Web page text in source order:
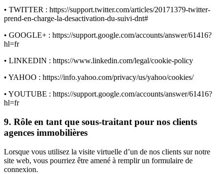
• TWITTER : https://support.twitter.com/articles/20171379-twitter-
prend-en-charge-la-desactivation-du-suivi-dnt#
• GOOGLE+ : https://support.google.com/accounts/answer/61416?
hl=fr
• LINKEDIN : https://www.linkedin.com/legal/cookie-policy
• YAHOO : https://info.yahoo.com/privacy/us/yahoo/cookies/
• YOUTUBE : https://support.google.com/accounts/answer/61416?
hl=fr
9. Rôle en tant que sous-traitant pour nos clients
agences immobilières
Lorsque vous utilisez la visite virtuelle d’un de nos clients sur notre
site web, vous pourriez être amené à remplir un formulaire de
connexion.